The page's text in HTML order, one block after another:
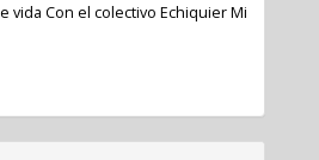
vida Con el colectivo Echiquier Mi